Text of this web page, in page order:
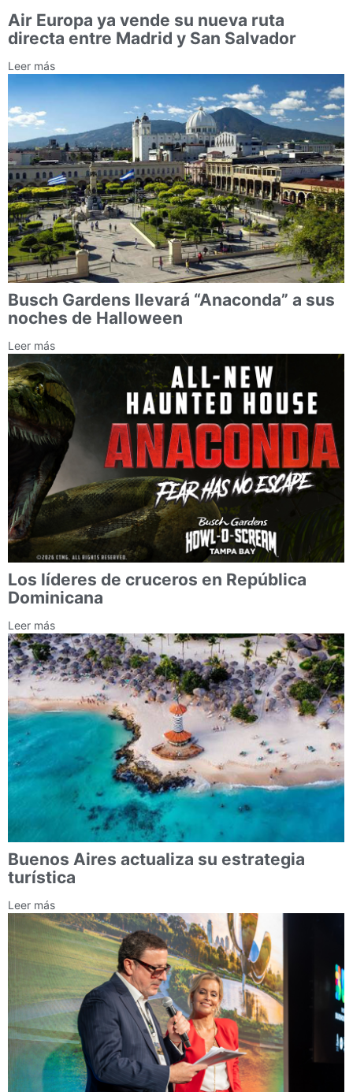
Air Europa ya vende su nueva ruta
directa entre Madrid y San Salvador
Leer más
Busch Gardens llevará “Anaconda” a sus
noches de Halloween
Leer más
Los líderes de cruceros en República
Dominicana
Leer más
Buenos Aires actualiza su estrategia
turística
Leer más